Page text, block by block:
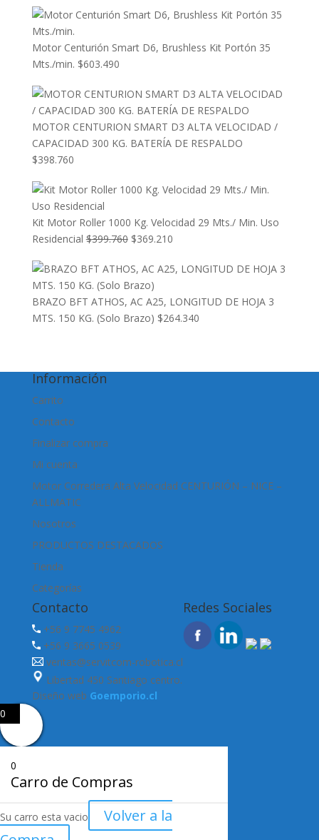
Motor Centurión Smart D6, Brushless Kit Portón 35
Mts./min. $603.490
MOTOR CENTURION SMART D3 ALTA VELOCIDAD /
CAPACIDAD 300 KG. BATERÍA DE RESPALDO
$398.760
Kit Motor Roller 1000 Kg. Velocidad 29 Mts./ Min. Uso
Residencial $399.760 El
original
era:
$399.760.
$369.210El
actual
$369.210.
BRAZO BFT ATHOS, AC A25, LONGITUD DE HOJA 3
MTS. 150 KG. (Solo Brazo) $264.340
Información
Carrito
Contacto
Finalizar compra
Mi cuenta
Motor Corredera Alta Velocidad CENTURIÓN – NICE –
ALLMATIC
Nosotros
PRODUCTOS DESTACADOS
Tienda
Categorías
Contacto
+56 9 7745 4962
+56 9 3665 0539
ventas@servitcom-robotica.cl
Libertad 450 Santiago centro.
Redes Sociales
Diseño web Goemporio.cl
0
0
Carro de Compras
Su carro esta vacio
Volver a la